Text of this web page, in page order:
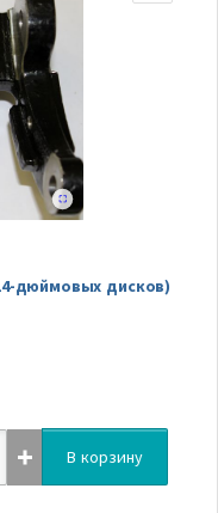
дюймовых дисков)
В корзину